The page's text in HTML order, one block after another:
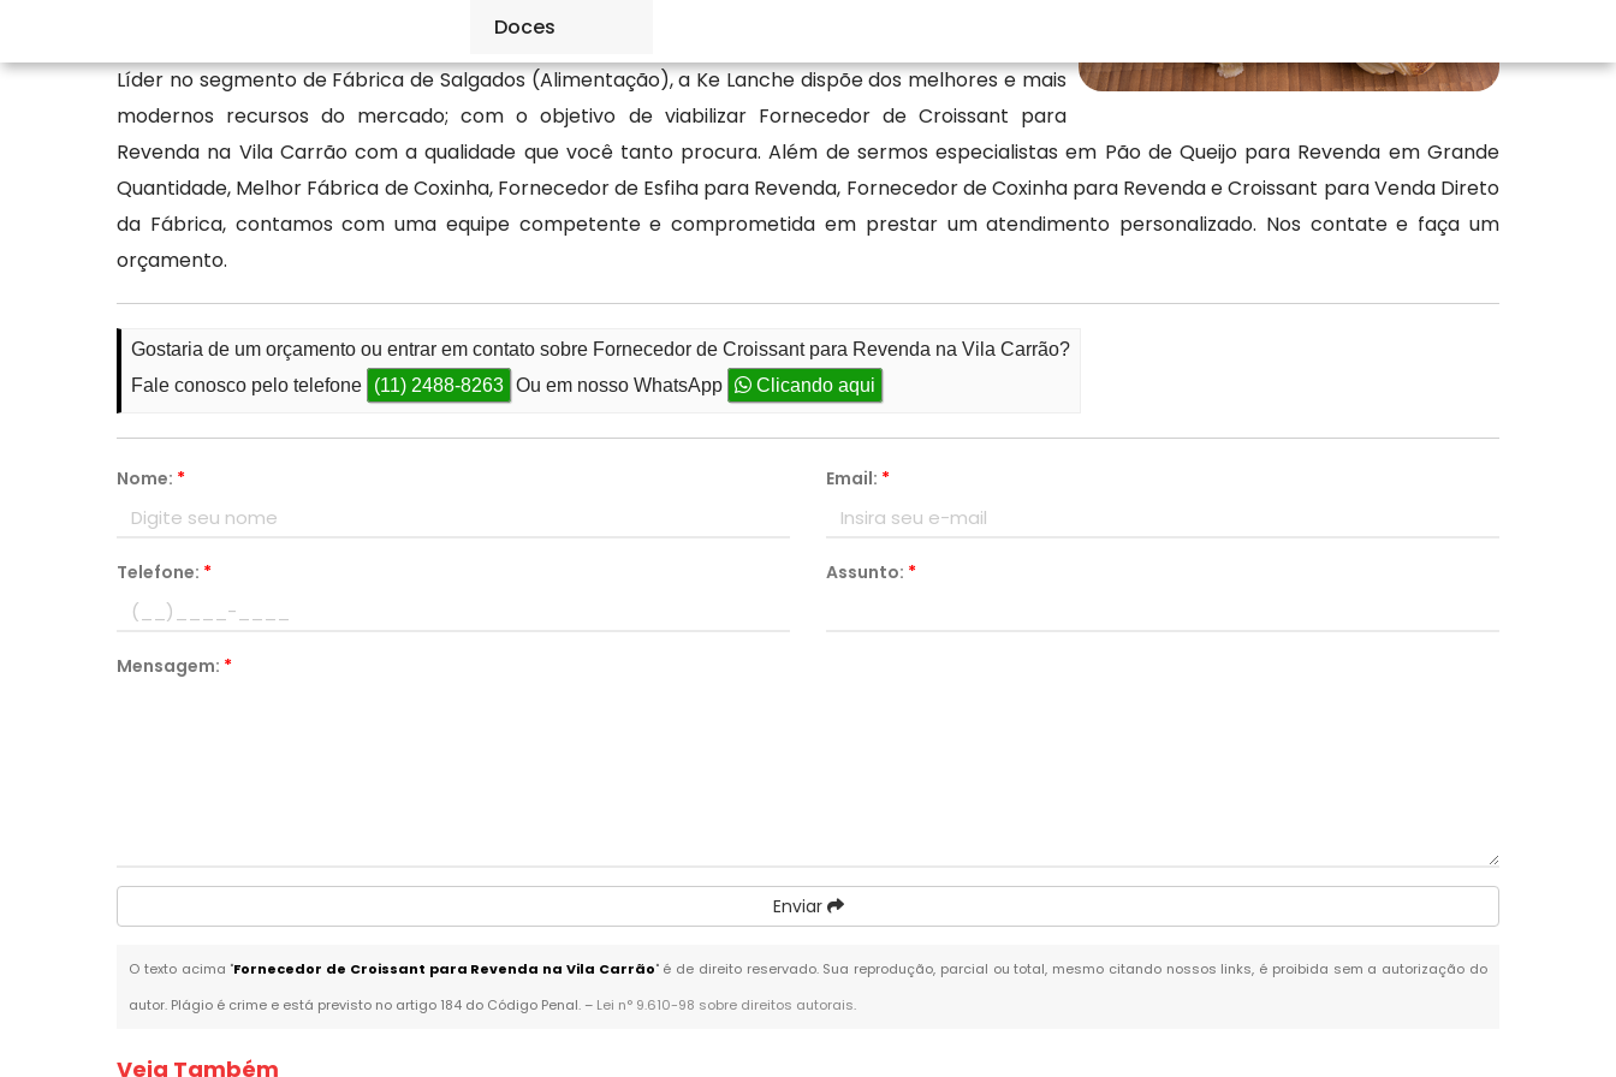
Doces
Líder no segmento de Fábrica de Salgados (Alimentação), a Ke Lanche dispõe dos melhores e mais
modernos recursos do mercado; com o objetivo de viabilizar Fornecedor de Croissant para
Revenda na Vila Carrão com a qualidade que você tanto procura. Além de sermos especialistas em Pão de Queijo para Revenda em Grande
Quantidade, Melhor Fábrica de Coxinha, Fornecedor de Esfiha para Revenda, Fornecedor de Coxinha para Revenda e Croissant para Venda Direto
da Fábrica, contamos com uma equipe competente e comprometida em prestar um atendimento personalizado. Nos contate e faça um
orçamento.
Gostaria de um orçamento ou entrar em contato sobre Fornecedor de Croissant para Revenda na Vila Carrão?
Fale conosco pelo telefone
(11) 2488-8263 Ou em nosso WhatsApp Clicando aqui
Nome: * Email: *
Telefone: * Assunto: *
Mensagem: *
Enviar
O texto acima "Fornecedor de Croissant para Revenda na Vila Carrão" é de direito reservado. Sua reprodução, parcial ou total, mesmo citando nossos links, é proibida sem a autorização do
autor. Plágio é crime e está previsto no artigo 184 do Código Penal. – Lei n° 9.610-98 sobre direitos autorais.
Veja Também